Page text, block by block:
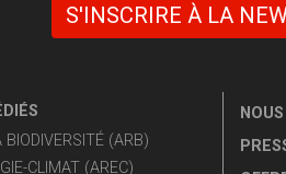
S'INSCRIRE À LA
BIODIVERSITÉ (ARB)
CLIMAT (AREC)